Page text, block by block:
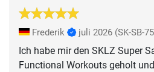
Frederik juli 2026 (SK-SB-
Ich habe mir den SKLZ Super
Functional Workouts geholt